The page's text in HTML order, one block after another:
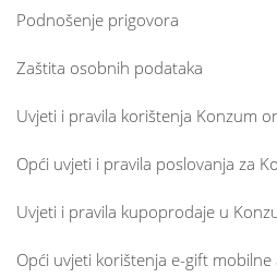
Podnošenje prigovora
Zaštita osobnih podataka
Uvjeti i pravila korištenja Konzum
Opći uvjeti i pravila poslovanja za
Uvjeti i pravila kupoprodaje u
Opći uvjeti korištenja e-gift mobilne